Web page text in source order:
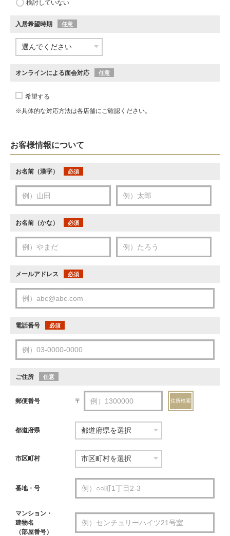
検討していない
入居希望時期 任意
オンラインによる面会対応 任意
希望する
※具体的な対応方法は各店舗にご確認ください。
お客様情報について
お名前（漢字） 必須
お名前（かな） 必須
メールアドレス 必須
電話番号 必須
ご住所 任意
郵便番号 〒 住所検索
都道府県
市区町村
番地・号
マンション・
建物名
（部屋番号）